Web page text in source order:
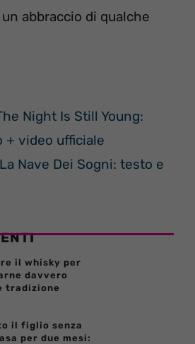
abbraccio di qualche
Night Is Still Young:
+ video ufficiale
Nave Dei Sogni: testo e
il whisky per
davvero
tradizione
il figlio senza
per due mesi: